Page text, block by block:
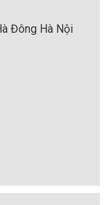
Đông Hà Nội